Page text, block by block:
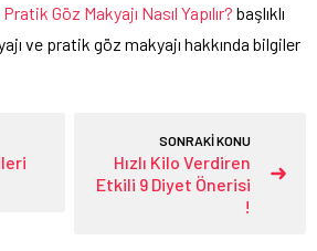
Pratik Göz Makyajı Nasıl Yapılır? başlıklı
ve pratik göz makyajı hakkında bilgiler
SONRAKİ KONU
Hızlı Kilo Verdiren
Etkili 9 Diyet Önerisi
!